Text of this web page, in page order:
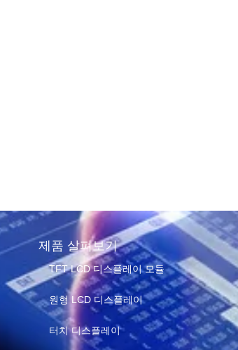
제품 살펴보기
TFT LCD 디스플레이 모듈
원형 LCD 디스플레이
터치 디스플레이